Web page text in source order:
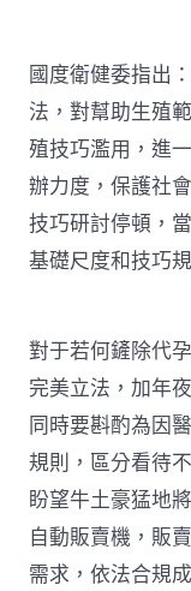
國度衛健委指出
法，對幫助生殖
殖技巧濫用，進
辦力度，保護社
技巧研討停頓，
基礎尺度和技巧
對于若何鏟除代
完美立法，加年
同時要斟酌為因
規則，區分看待
盼望牛土豪猛地
自動販賣機，販
需求，依法合規